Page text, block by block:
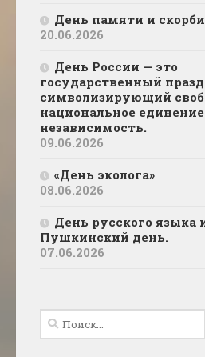
День памяти и скорби
20.06.2026
День России — это
государственный
символизирующий
национальное
независимость.
09.06.2026
«День эколога»
08.06.2026
День русского языка
Пушкинский день.
07.06.2026
Найти: